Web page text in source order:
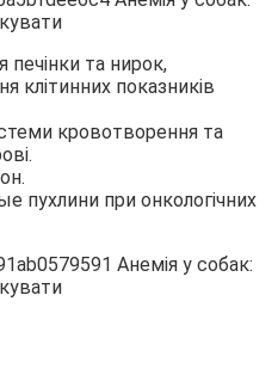
печінки та нирок,
клітинних показників
кровотворення та
пухлини при онкологічних